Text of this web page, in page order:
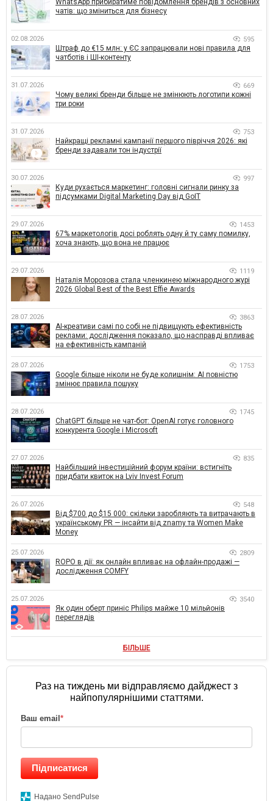
WhatsApp прибиратиме повідомлення брендів з основних
чатів: що зміниться для бізнесу
02.08.2026 595
Штраф до €15 млн: у ЄС запрацювали нові правила для
чатботів і ШІ-контенту
31.07.2026 669
Чому великі бренди більше не змінюють логотипи кожні
три роки
31.07.2026 753
Найкращі рекламні кампанії першого півріччя 2026: які
бренди задавали тон індустрії
30.07.2026 997
Куди рухається маркетинг: головні сигнали ринку за
підсумками Digital Marketing Day від GoIT
29.07.2026 1453
67% маркетологів досі роблять одну й ту саму помилку,
хоча знають, що вона не працює
29.07.2026 1119
Наталія Морозова стала членкинею міжнародного журі
2026 Global Best of the Best Effie Awards
28.07.2026 3863
AI-креативи самі по собі не підвищують ефективність
реклами: дослідження показало, що насправді впливає
на ефективність кампаній
28.07.2026 1753
Google більше ніколи не буде колишнім: AI повністю
змінює правила пошуку
28.07.2026 1745
ChatGPT більше не чат-бот: OpenAI готує головного
конкурента Google і Microsoft
27.07.2026 835
Найбільший інвестиційний форум країни: встигніть
придбати квиток на Lviv Invest Forum
26.07.2026 548
Від $700 до $15 000: скільки заробляють та витрачають в
українському PR — інсайти від znamy та Women Make
Money
25.07.2026 2809
ROPO в дії: як онлайн впливає на офлайн-продажі —
дослідження COMFY
25.07.2026 3540
Як один оберт приніс Philips майже 10 мільйонів
переглядів
БІЛЬШЕ
Раз на тиждень ми відправляємо дайджест з
найпопулярнішими статтями.
Ваш email *
Підписатися
Надано SendPulse